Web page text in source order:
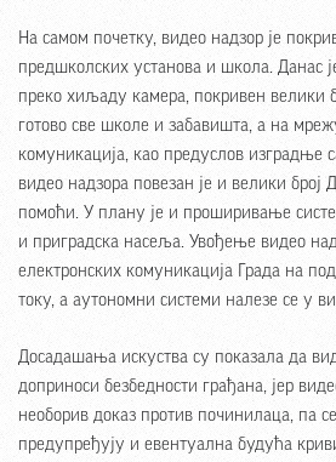
На самом почетку, видео надзор је
предшколских установа и школа. Данас
преко хиљаду камера, покривен велики
готово све школе и забавишта, а на
комуникација, као предуслов изградње
видео надзора повезан је и велики
помоћи. У плану је и проширивање
и приградска насеља. Увођење видео
електронских комуникација Града на
току, а аутономни системи налезе се у
Досадашања искуства су показала да
доприноси безбедности грађана, јер
необорив доказ против починилаца, па
предупређују и евентуална будућа